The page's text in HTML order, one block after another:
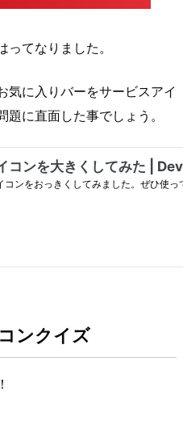
てなりました。
気に入りバーをサービスアイ
に直面した事でしょう。
ンクイズ